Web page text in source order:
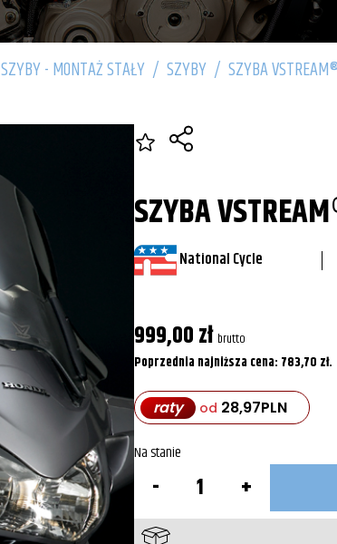
SZYBY - MONTAŻ STAŁY / SZYBY / SZYBA
SZYBA
National Cycle
999,00zł brutto
Poprzednia najniższa cena: 783,70 zł.
raty od 28,97PLN
Na stanie
Szyba
VStream®
do